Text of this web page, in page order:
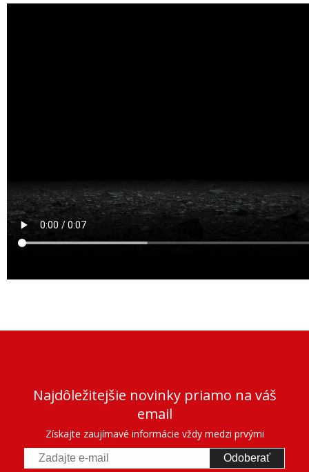
Najdôležitejšie novinky priamo na váš
email
Získajte zaujímavé informácie vždy medzi prvými
Odoberať